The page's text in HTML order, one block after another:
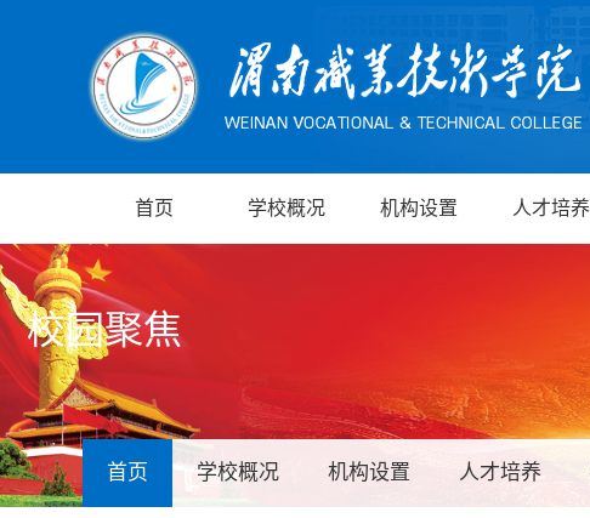
首页 学校概况 机构设置 人才培养
校园聚焦
首页 学校概况 机构设置 人才培养